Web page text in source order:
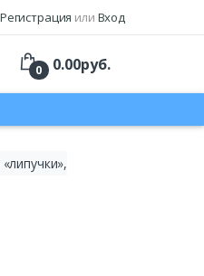
Регистрация или Вход
0 0.00руб.